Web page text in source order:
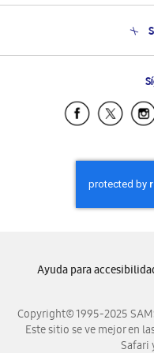
Copyright© 1995-2025
Este sitio se ve mejor en
Safari
Ayuda para